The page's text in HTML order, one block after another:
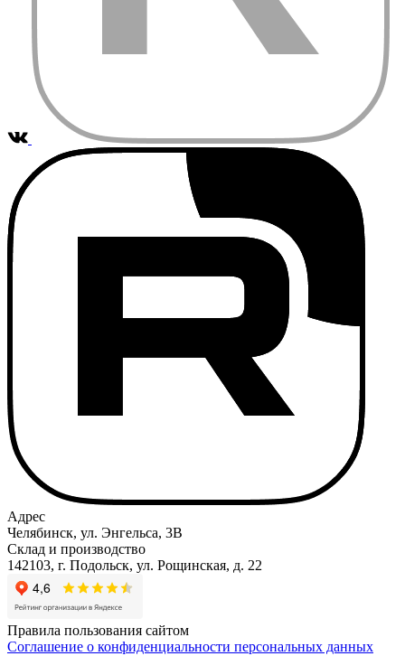
Адрес
Челябинск, ул. Энгельса, 3В
Склад и производство
142103, г. Подольск, ул. Рощинская, д. 22
Правила пользования сайтом
Соглашение о конфиденциальности персональных данных